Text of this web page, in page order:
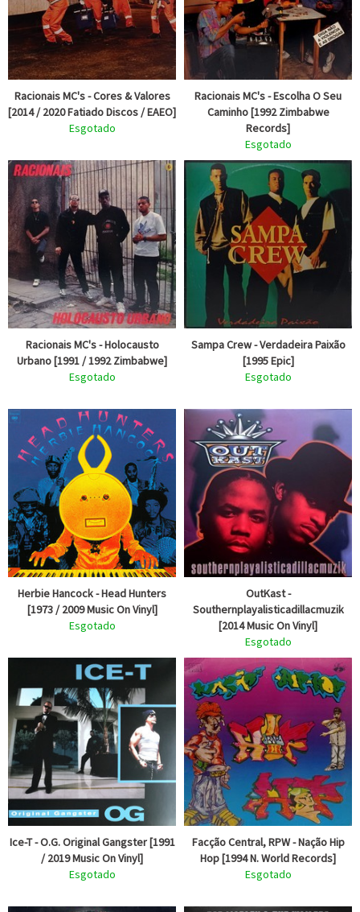
Racionais MC's - Cores & Valores
[2014 / 2020 Fatiado Discos / EAEO]
Esgotado
Racionais MC's - Escolha O Seu
Caminho [1992 Zimbabwe
Records]
Esgotado
Racionais MC's - Holocausto
Urbano [1991 / 1992 Zimbabwe]
Esgotado
Sampa Crew - Verdadeira Paixão
[1995 Epic]
Esgotado
Herbie Hancock - Head Hunters
[1973 / 2009 Music On Vinyl]
Esgotado
OutKast -
Southernplayalisticadillacmuzik
[2014 Music On Vinyl]
Esgotado
Ice-T - O.G. Original Gangster [1991
/ 2019 Music On Vinyl]
Esgotado
Facção Central, RPW - Nação Hip
Hop [1994 N. World Records]
Esgotado